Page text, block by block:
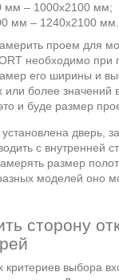
мм – 1000х2100 мм;
мм – 1240х2100 мм.
проем для
необходимо
его ширины и
или более значений
и буде размер
дверь,
с внутренней
размер
моделей оно
сторону
выбора